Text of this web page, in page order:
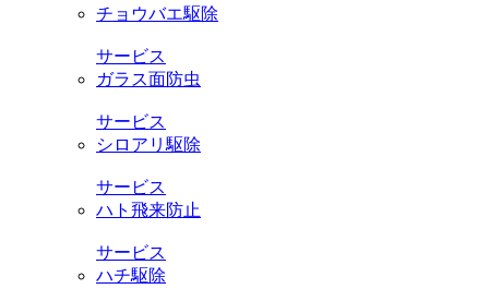
チョウバエ駆除
サービス
ガラス面防虫
サービス
シロアリ駆除
サービス
ハト飛来防止
サービス
ハチ駆除